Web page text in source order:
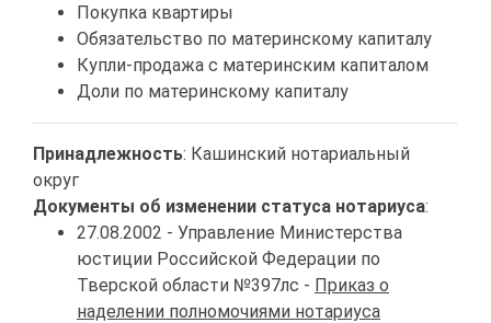
Покупка квартиры
Обязательство по материнскому капиталу
Купли-продажа с материнским капиталом
Доли по материнскому капиталу
Принадлежность: Кашинский нотариальный
округ
Документы об изменении статуса нотариуса:
27.08.2002 - Управление Министерства
юстиции Российской Федерации по
Тверской области №397лс - Приказ о
наделении полномочиями нотариуса